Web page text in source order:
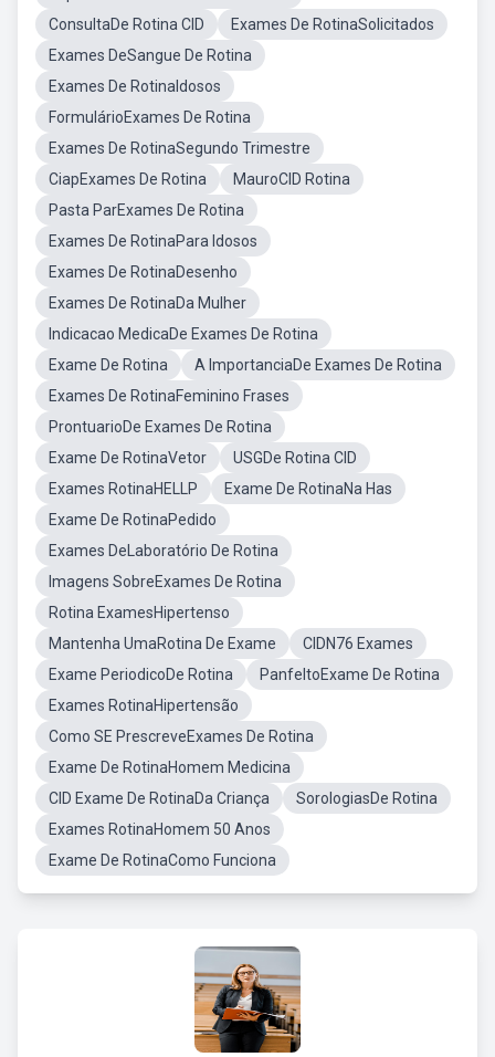
ConsultaDe Rotina CID
Exames De RotinaSolicitados
Exames DeSangue De Rotina
Exames De RotinaIdosos
FormulárioExames De Rotina
Exames De RotinaSegundo Trimestre
CiapExames De Rotina
MauroCID Rotina
Pasta ParExames De Rotina
Exames De RotinaPara Idosos
Exames De RotinaDesenho
Exames De RotinaDa Mulher
Indicacao MedicaDe Exames De Rotina
Exame De Rotina
A ImportanciaDe Exames De Rotina
Exames De RotinaFeminino Frases
ProntuarioDe Exames De Rotina
Exame De RotinaVetor
USGDe Rotina CID
Exames RotinaHELLP
Exame De RotinaNa Has
Exame De RotinaPedido
Exames DeLaboratório De Rotina
Imagens SobreExames De Rotina
Rotina ExamesHipertenso
Mantenha UmaRotina De Exame
CIDN76 Exames
Exame PeriodicoDe Rotina
PanfeltoExame De Rotina
Exames RotinaHipertensão
Como SE PrescreveExames De Rotina
Exame De RotinaHomem Medicina
CID Exame De RotinaDa Criança
SorologiasDe Rotina
Exames RotinaHomem 50 Anos
Exame De RotinaComo Funciona